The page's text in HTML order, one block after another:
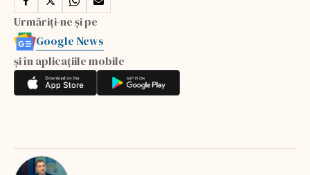
Urmăriți-ne și pe
Google News
și în aplicațiile mobile